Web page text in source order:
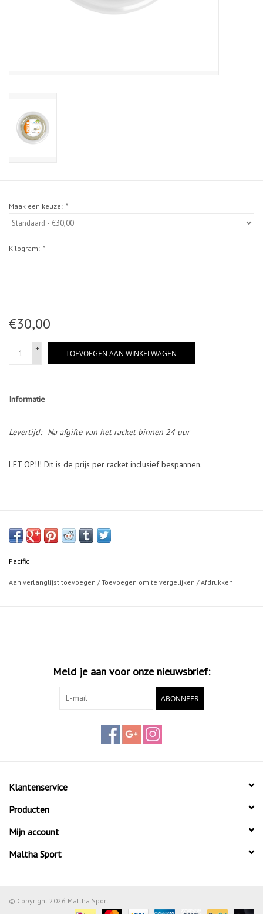
Maak een keuze: *
Kilogram: *
€30,00
+
-
TOEVOEGEN AAN WINKELWAGEN
Informatie
Levertijd: Na afgifte van het racket binnen 24 uur
LET OP!!! Dit is de prijs per racket inclusief bespannen.
Pacific
Aan verlanglijst toevoegen /Toevoegen om te vergelijken /Afdrukken
Meld je aan voor onze nieuwsbrief:
ABONNEER
Klantenservice
Producten
Mijn account
Maltha Sport
© Copyright 2026 Maltha Sport